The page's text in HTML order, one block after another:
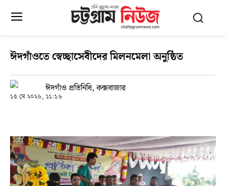
ঈদগাঁওতে স্বেচ্ছাসেবীদের মিলনমেলা অনুষ্ঠিত
ঈদগাঁও প্রতিনিধি, কক্সবাজার
১৫ মে ২০২৬, ১১:১৬